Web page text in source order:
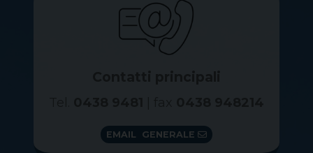
EMAIL GENERALE